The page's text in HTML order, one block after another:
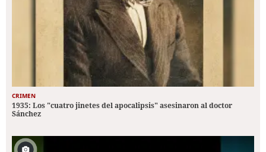
CRIMEN
1935: Los "cuatro jinetes del apocalipsis" asesinaron al doctor
Sánchez